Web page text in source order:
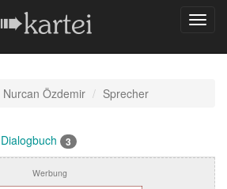
Nurcan Özdemir Sprecher
Dialogbuch 3
Werbung